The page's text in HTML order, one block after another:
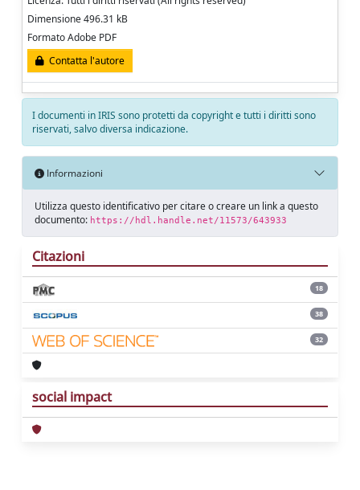
Dimensione 496.31 kB
Formato Adobe PDF
Contatta l'autore
I documenti in IRIS sono protetti da copyright e tutti i diritti sono
riservati, salvo diversa indicazione.
Informazioni
Utilizza questo identificativo per citare o creare un link a questo
documento: https://hdl.handle.net/11573/643933
Citazioni
18
38
32
social impact